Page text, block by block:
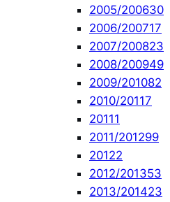
2005/200630
2006/200717
2007/200823
2008/200949
2009/201082
2010/20117
20111
2011/201299
20122
2012/201353
2013/201423